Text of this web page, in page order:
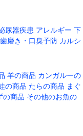
尿器疾患 アレルギー 下
歯磨き・口臭予防 カルシ
羊の商品 カンガルーの
の商品 たらの商品 まぐ
の商品 その他のお魚の